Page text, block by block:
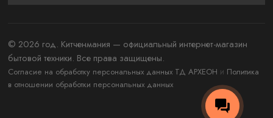
© 2026 год. Китченмания — официальный интернет-магазин
бытовой техники. Все права защищены.
Согласие на обработку персональных данных ТД АРХЕОН и Политика
в отношении обработки персональных данных